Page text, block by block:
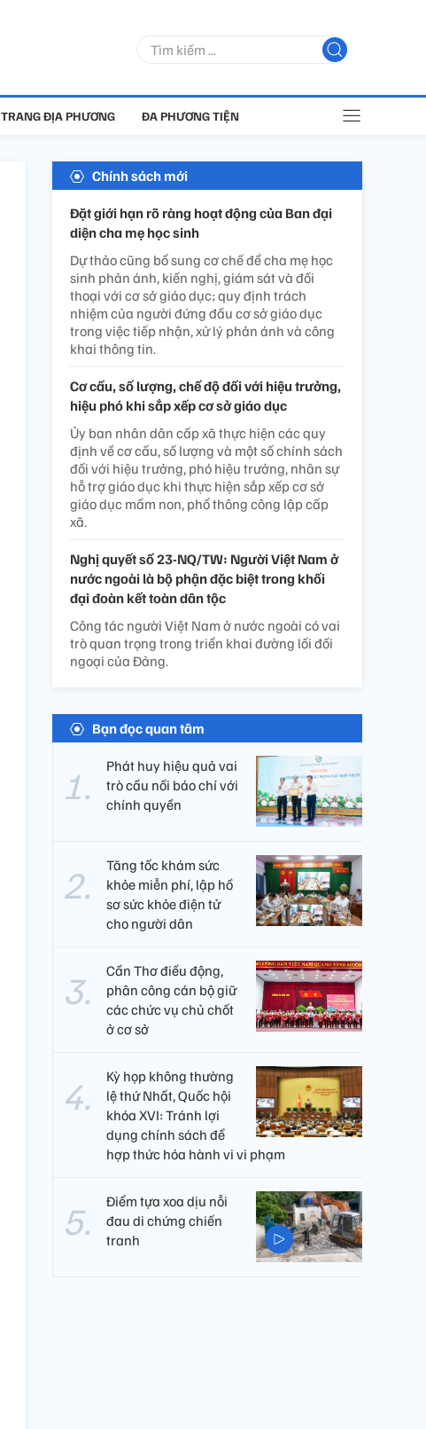
TRANG ĐỊA PHƯƠNG ĐA PHƯƠNG TIỆN
Chính sách mới
Đặt giới hạn rõ ràng hoạt động của Ban đại
diện cha mẹ học sinh
Dự thảo cũng bổ sung cơ chế để cha mẹ học
sinh phản ánh, kiến nghị, giám sát và đối
thoại với cơ sở giáo dục; quy định trách
nhiệm của người đứng đầu cơ sở giáo dục
trong việc tiếp nhận, xử lý phản ánh và công
khai thông tin.
Cơ cấu, số lượng, chế độ đối với hiệu trưởng,
hiệu phó khi sắp xếp cơ sở giáo dục
Ủy ban nhân dân cấp xã thực hiện các quy
định về cơ cấu, số lượng và một số chính sách
đối với hiệu trưởng, phó hiệu trưởng, nhân sự
hỗ trợ giáo dục khi thực hiện sắp xếp cơ sở
giáo dục mầm non, phổ thông công lập cấp
xã.
Nghị quyết số 23-NQ/TW: Người Việt Nam ở
nước ngoài là bộ phận đặc biệt trong khối
đại đoàn kết toàn dân tộc
Công tác người Việt Nam ở nước ngoài có vai
trò quan trọng trong triển khai đường lối đối
ngoại của Đảng.
Bạn đọc quan tâm
Phát huy hiệu quả vai
trò cầu nối báo chí với
chính quyền
Tăng tốc khám sức
khỏe miễn phí, lập hồ
sơ sức khỏe điện tử
cho người dân
Cần Thơ điều động,
phân công cán bộ giữ
các chức vụ chủ chốt
ở cơ sở
Kỳ họp không thường
lệ thứ Nhất, Quốc hội
khóa XVI: Tránh lợi
dụng chính sách để
hợp thức hóa hành vi vi phạm
Điểm tựa xoa dịu nỗi
đau di chứng chiến
tranh